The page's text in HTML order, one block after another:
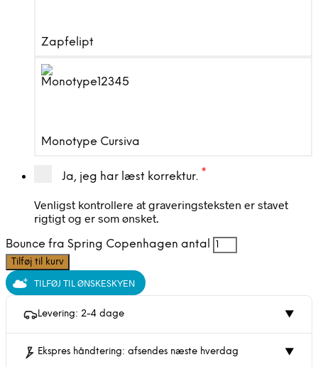
Zapfelipt
Monotype Cursiva
Ja, jeg har læst korrektur. *
Venligst kontrollere at graveringsteksten er stavet
rigtigt og er som ønsket.
Bounce fra Spring Copenhagen antal
Tilføj til kurv
TILFØJ TIL ØNSKESKYEN
Levering: 2-4 dage ▼
Ekspres håndtering: afsendes næste hverdag ▼